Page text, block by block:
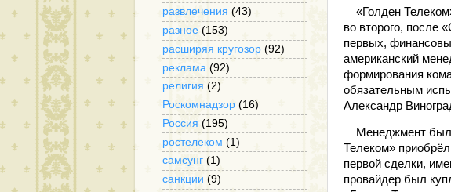
«Голден
во второго, после
первых,
американский
формирования
обязательным
Александр
Менеджмент был
Телеком»
первой сделки,
провайдер был
развлечения (43)
разное (153)
расширяя кругозор (92)
реклама (92)
религия (2)
Роскомнадзор (16)
Россия (195)
ростелеком (1)
самсунг (1)
санкции (9)